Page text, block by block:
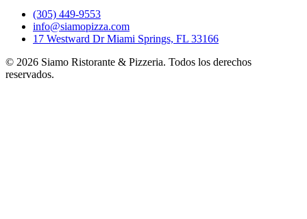
(305) 449-9553
info@siamopizza.com
17 Westward Dr Miami Springs, FL 33166
© 2026 Siamo Ristorante & Pizzeria. Todos los derechos
reservados.